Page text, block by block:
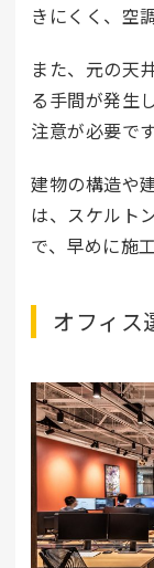
きにくく、空
また、元の天
る手間が発生
注意が必要です
建物の構造や
は、スケルト
で、早めに施
オフィス